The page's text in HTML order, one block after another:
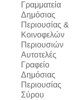
Γραμματεία
Δημόσιας
Περιουσίας &
Κοινοφελών
Περιουσιών
Αυτοτελές
Γραφείο
Δημόσιας
Περιουσίας
Σύρου